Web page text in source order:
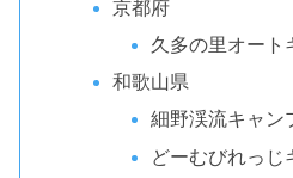
京都府
久多の里オート
和歌山県
細野渓流キャン
どーむびれっじ